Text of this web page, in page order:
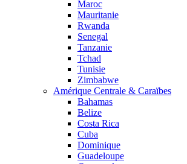
Maroc
Mauritanie
Rwanda
Senegal
Tanzanie
Tchad
Tunisie
Zimbabwe
Amérique Centrale & Caraïbes
Bahamas
Belize
Costa Rica
Cuba
Dominique
Guadeloupe